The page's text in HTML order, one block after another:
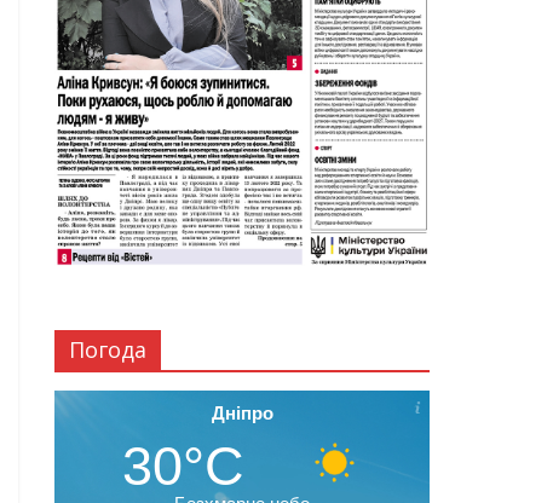
Погода
Дніпро
30°C